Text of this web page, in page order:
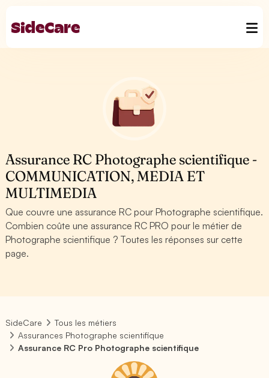
Assurance RC Photographe scientifique -
COMMUNICATION, MEDIA ET
MULTIMEDIA
Que couvre une assurance RC pour Photographe scientifique.
Combien coûte une assurance RC PRO pour le métier de
Photographe scientifique ? Toutes les réponses sur cette
page.
SideCare
Tous les métiers
Assurances Photographe scientifique
Assurance RC Pro Photographe scientifique